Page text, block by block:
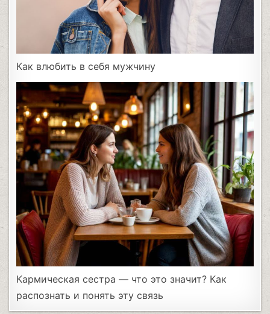
Как влюбить в себя мужчину
Кармическая сестра — что это значит? Как
распознать и понять эту связь